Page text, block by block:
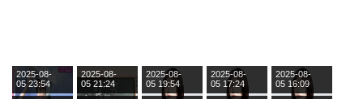
2025-08-
05 23:54
2025-08-
05 21:24
2025-08-
05 19:54
2025-08-
05 17:24
2025-08-
05 16:09